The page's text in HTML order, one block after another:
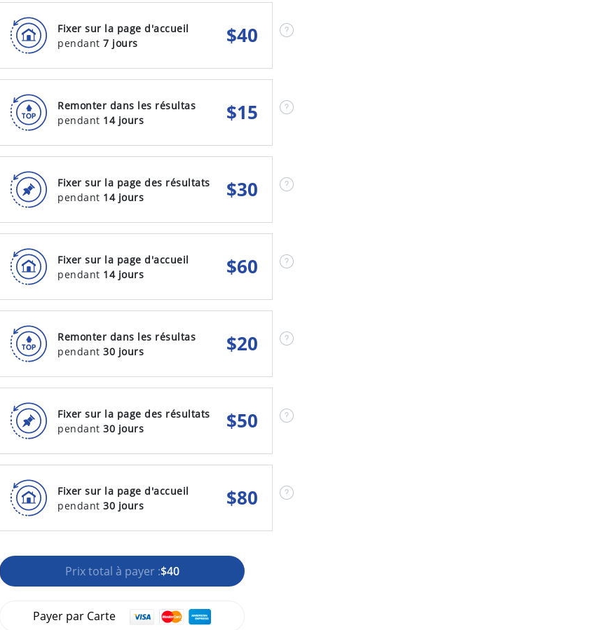
Fixer sur la page d'accueil
pendant 7 jours $40
Remonter dans les résultas
pendant 14 jours $15
Fixer sur la page des résultats
pendant 14 jours $30
Fixer sur la page d'accueil
pendant 14 jours $60
Remonter dans les résultas
pendant 30 jours $20
Fixer sur la page des résultats
pendant 30 jours $50
Fixer sur la page d'accueil
pendant 30 jours $80
Prix total à payer :$40
Payer par Carte